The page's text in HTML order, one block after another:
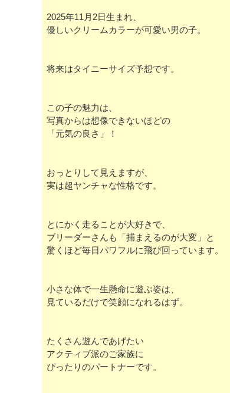
2025年11月2日生まれ、
優しいクリームカラーが可愛い男の子。
将来はタイニーサイズ予想です。
この子の魅力は、
写真からは想像できないほどの
「元気の良さ」！
おっとりして見えますが、
実は超ヤンチャな性格です。
とにかく走ることが大好きで、
ブリーダーさんも「捕まえるのが大変」と
驚くほど毎日パワフルに飛び回っています。
小さな体で一生懸命に遊ぶ姿は、
見ているだけで笑顔になれるはず。
たくさん遊んであげたい
アクティブ派のご家族に
ぴったりのパートナーです。